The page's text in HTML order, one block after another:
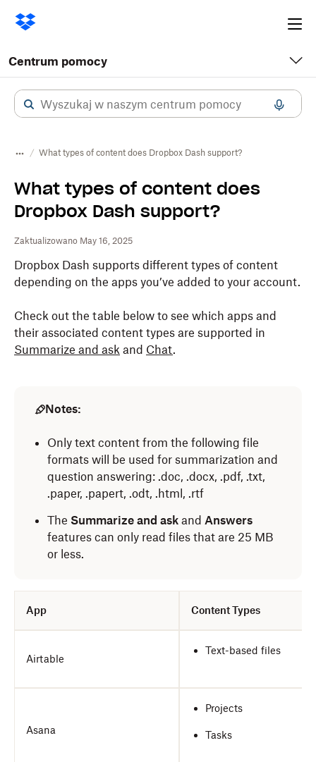
Centrum pomocy
What types of content does Dropbox Dash support?
What types of content does
Dropbox Dash support?
Zaktualizowano May 16, 2025
Dropbox Dash supports different types of content
depending on the apps you’ve added to your account.
Check out the table below to see which apps and
their associated content types are supported in
Summarize and ask and Chat.
Notes:
Only text content from the following file
formats will be used for summarization and
question answering: .doc, .docx, .pdf, .txt,
.paper, .papert, .odt, .html, .rtf
The Summarize and ask and Answers
features can only read files that are 25 MB
or less.
App Content Types
Airtable
Text-based files
Asana
Projects
Tasks